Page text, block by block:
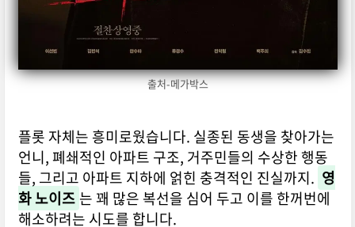
출처-메가박스
플롯 자체는 흥미로웠습니다. 실종된 동생을 찾아가는
언니, 폐쇄적인 아파트 구조, 거주민들의 수상한 행동
들, 그리고 아파트 지하에 얽힌 충격적인 진실까지. 영
화 노이즈 는 꽤 많은 복선을 심어 두고 이를 한꺼번에
해소하려는 시도를 합니다.